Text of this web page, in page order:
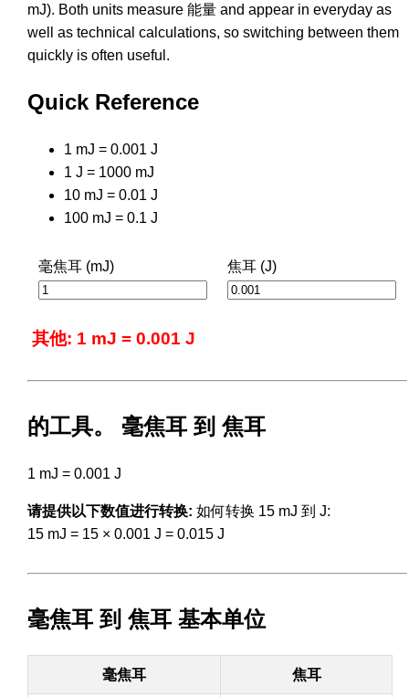
mJ). Both units measure 能量 and appear in everyday as
well as technical calculations, so switching between them
quickly is often useful.
Quick Reference
1 mJ = 0.001 J
1 J = 1000 mJ
10 mJ = 0.01 J
100 mJ = 0.1 J
毫焦耳 (mJ) 焦耳 (J)
其他: 1 mJ = 0.001 J
的工具。 毫焦耳 到 焦耳
1 mJ = 0.001 J
请提供以下数值进行转换: 如何转换 15 mJ 到 J:
15 mJ = 15 × 0.001 J = 0.015 J
毫焦耳 到 焦耳 基本单位
毫焦耳 焦耳